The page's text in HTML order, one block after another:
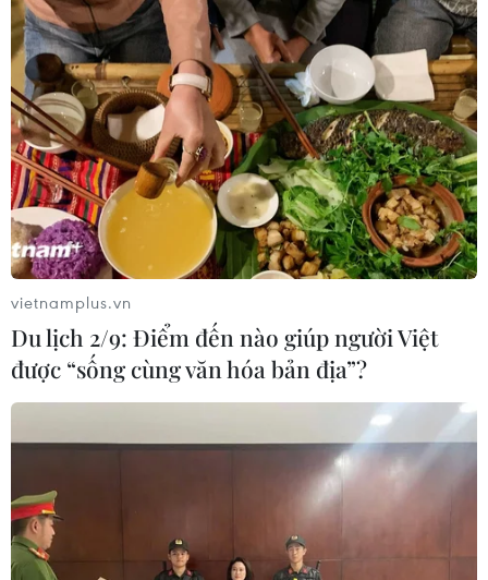
04/08/2026 15:17
Tây Ban Nha phát trực tiếp nhật thực
toàn phần từ độ cao 9.000 m
04/08/2026 13:23
Tàu chở hàng của Thổ Nhĩ Kỳ bị tấn
công trên Biển Đen
04/08/2026 05:54
EU đối đầu về chủ quyền số?
Máy bay chở khách nội địa đầu tiên
vietnamplus.vn
Du lịch 2/9: Điểm đến nào giúp người Việt
được “sống cùng văn hóa bản địa”?